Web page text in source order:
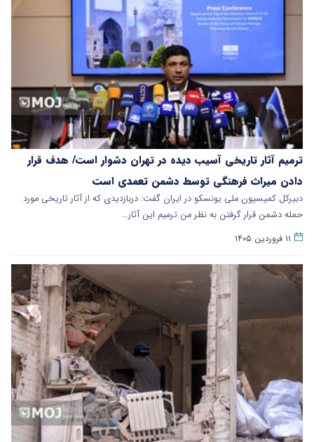
ترمیم آثار تاریخی آسیب دیده در تهران دشوار است/ هدف قرار
دادن میراث فرهنگی توسط دشمن تعمدی است
دبیرکل کمیسیون ملی یونسکو در ایران گفت: دربازدیدی که از آثار تاریخی مورد
حمله دشمن قرار گرفتن به نظر من ترمیم این آثار…
۱۱ فروردین ۱۴۰۵